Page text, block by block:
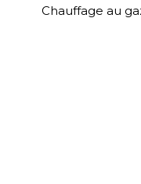
Chauffage au